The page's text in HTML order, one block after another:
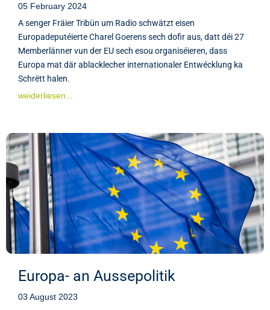
05 February 2024
A senger Fräier Tribün um Radio schwätzt eisen
Europadeputéierte Charel Goerens sech dofir aus, datt déi 27
Memberlänner vun der EU sech esou organiséieren, dass
Europa mat där ablacklecher internationaler Entwécklung ka
Schrëtt halen.
weiderliesen...
Europa- an Aussepolitik
03 August 2023